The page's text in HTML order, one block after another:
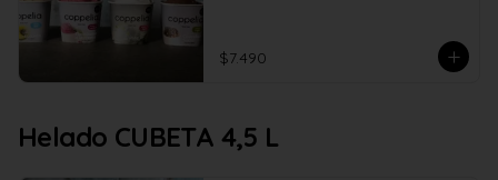
$7.490
Helado CUBETA 4,5 L